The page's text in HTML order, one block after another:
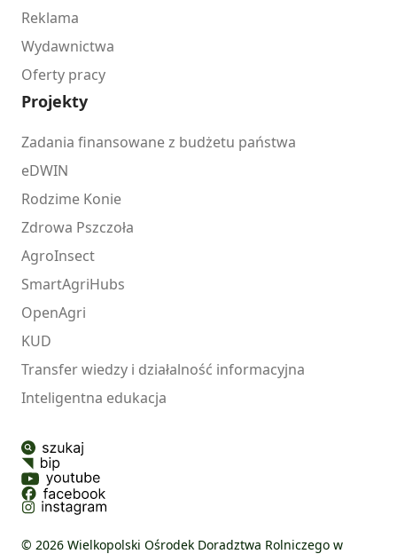
Reklama
Wydawnictwa
Oferty pracy
Projekty
Zadania finansowane z budżetu państwa
eDWIN
Rodzime Konie
Zdrowa Pszczoła
AgroInsect
SmartAgriHubs
OpenAgri
KUD
Transfer wiedzy i działalność informacyjna
Inteligentna edukacja
© 2026 Wielkopolski Ośrodek Doradztwa Rolniczego w